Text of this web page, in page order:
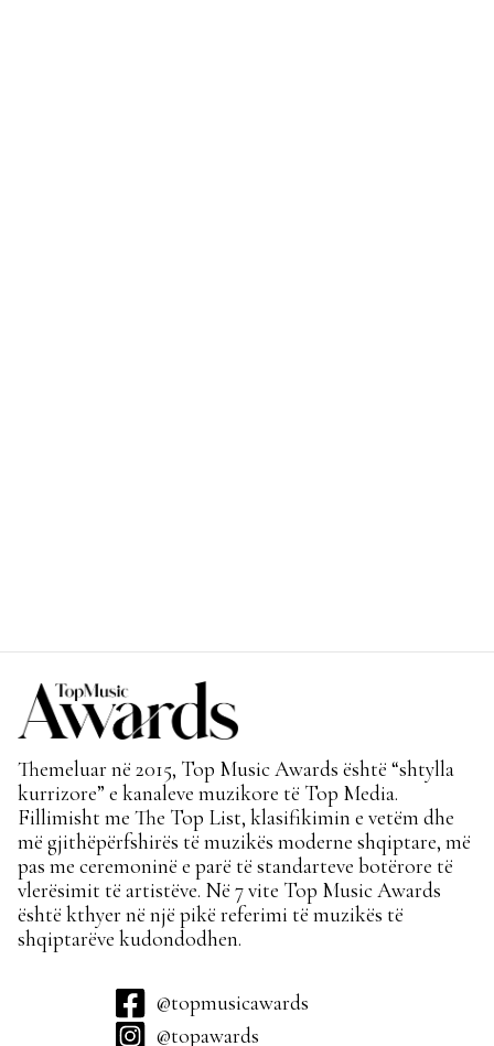
Themeluar në 2015, Top Music Awards është “shtylla
kurrizore” e kanaleve muzikore të Top Media.
Fillimisht me The Top List, klasifikimin e vetëm dhe
më gjithëpërfshirës të muzikës moderne shqiptare, më
pas me ceremoninë e parë të standarteve botërore të
vlerësimit të artistëve. Në 7 vite Top Music Awards
është kthyer në një pikë referimi të muzikës të
shqiptarëve kudondodhen.
@topmusicawards
@topawards